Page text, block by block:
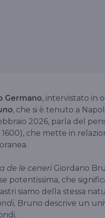
Germano, intervistato in
, che si è tenuto a
2026, parla del
1600), che mette in
de le ceneri Giordano
potentissima, che
siamo della stessa
Bruno descrive un